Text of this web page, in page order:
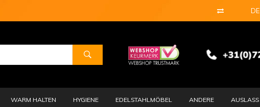
DE
WARM HALTEN HYGIENE EDELSTAHLMÖBEL ANDERE AUSLASS